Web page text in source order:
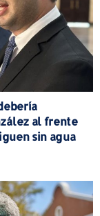
al frente
sin agua